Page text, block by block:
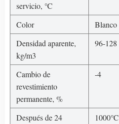
servicio, ℃
Color Blanco
Densidad aparente,
kg/m3
96-128
Cambio de
revestimiento
permanente, %
-4
Después de 24
1000℃